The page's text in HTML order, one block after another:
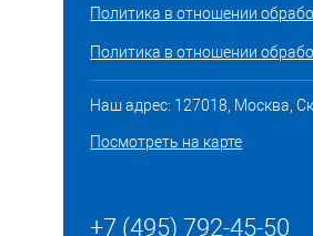
Политика в отношении
Политика в отношении
Наш адрес: 127018, Москва,
Посмотреть на карте
+7 (495) 792-45-50